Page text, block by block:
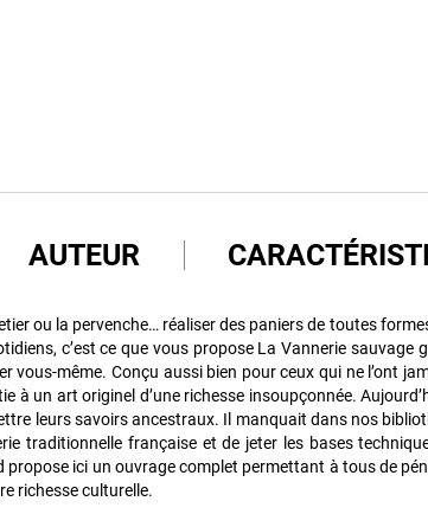
AUTEUR
ou la pervenche… réaliser des paniers de toutes
c’est ce que vous propose La Vannerie sauvage
vous-même. Conçu aussi bien pour ceux qui ne l’ont
à un art originel d’une richesse insoupçonnée.
leurs savoirs ancestraux. Il manquait dans nos
traditionnelle française et de jeter les bases
ici un ouvrage complet permettant à tous de
richesse culturelle.